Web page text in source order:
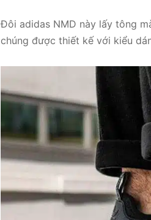
Đôi adidas NMD này lấy tông
chúng được thiết kế với kiểu